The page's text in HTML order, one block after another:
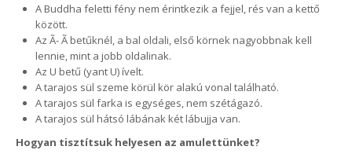
A Buddha feletti fény nem érintkezik a fejjel, rés van a kettő
között.
Az Ã- Ã betűknél, a bal oldali, első körnek nagyobbnak kell
lennie, mint a jobb oldalinak.
Az U betű (yant U) ívelt.
A tarajos sül szeme körül kör alakú vonal található.
A tarajos sül farka is egységes, nem szétágazó.
A tarajos sül hátsó lábának két lábujja van.
Hogyan tisztítsuk helyesen az amulettünket?